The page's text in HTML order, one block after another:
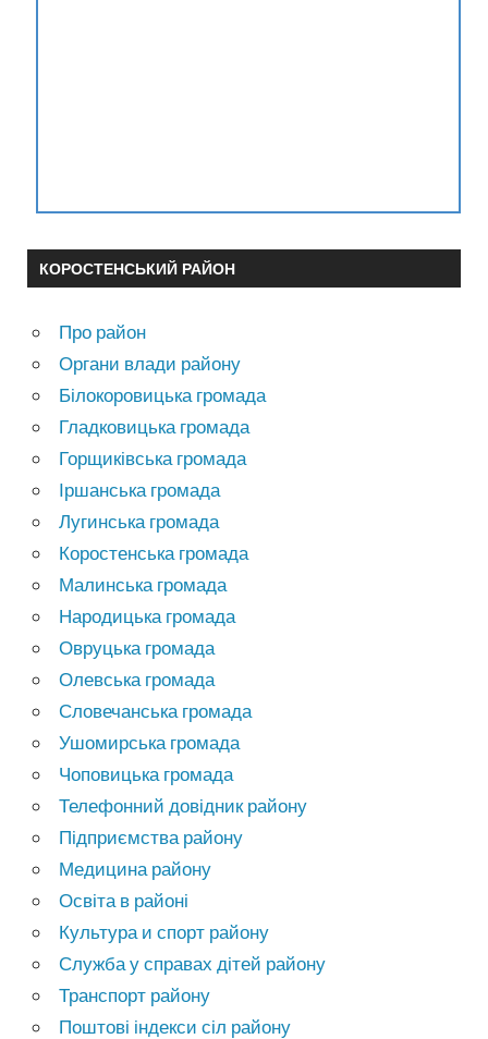
КОРОСТЕНСЬКИЙ РАЙОН
Про район
Органи влади району
Білокоровицька громада
Гладковицька громада
Горщиківська громада
Іршанська громада
Лугинська громада
Коростенська громада
Малинська громада
Народицька громада
Овруцька громада
Олевська громада
Словечанська громада
Ушомирська громада
Чоповицька громада
Телефонний довідник району
Підприємства району
Медицина району
Освіта в районі
Культура и спорт району
Служба у справах дітей району
Транспорт району
Поштові індекси сіл району